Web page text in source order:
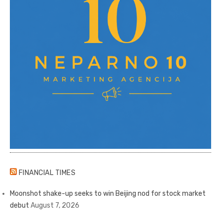
FINANCIAL TIMES
Moonshot shake-up seeks to win Beijing nod for stock market
debut August 7, 2026